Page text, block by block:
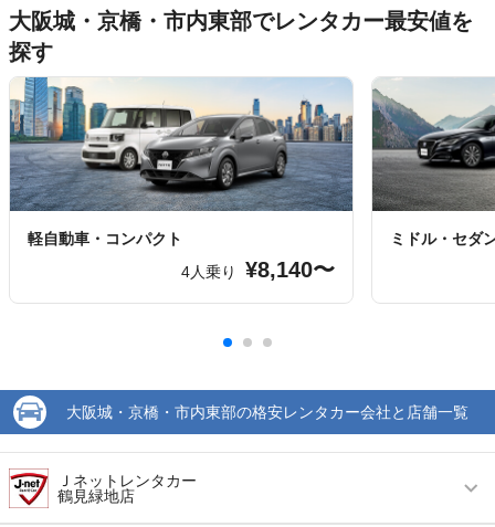
大阪城・京橋・市内東部でレンタカー最安値を
探す
軽自動車・コンパクト
4人乗り
¥8,140〜
ミドル・セダ
大阪城・京橋・市内東部の格安レンタカー会社と店舗一覧
Ｊネットレンタカー
鶴見緑地店